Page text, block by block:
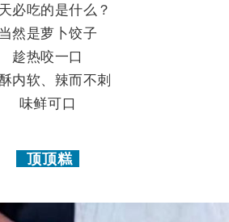
必吃的是什么？
当然是萝卜饺子
趁热咬一口
内软、辣而不刺
味鲜可口
顶顶糕